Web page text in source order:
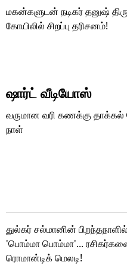
மகன்களுடன் நடிகர் தனுஷ்
கோயிலில் சிறப்பு தரிசனம்!
ஷார்ட் வீடியோஸ்
வருமான வரி கணக்கு
நாள்
துல்கர் சல்மானின்
'பொம்மா பொம்மா'...
ரொமான்டிக் மெலடி!